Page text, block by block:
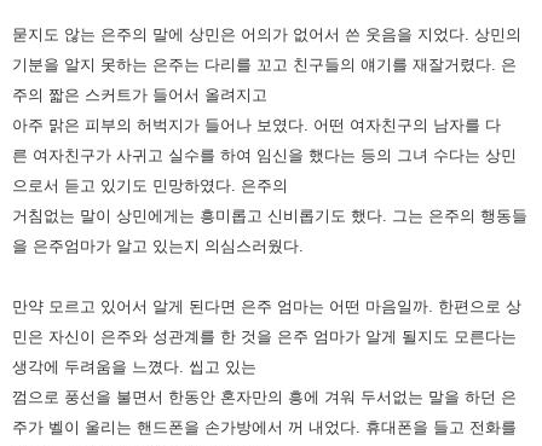
묻지도 않는 은주의 말에 상민은 어의가 없어서 쓴 웃음을 지었다. 상민의
기분을 알지 못하는 은주는 다리를 꼬고 친구들의 얘기를 재잘거렸다. 은
주의 짧은 스커트가 들어서 올려지고
아주 맑은 피부의 허벅지가 들어나 보였다. 어떤 여자친구의 남자를 다
른 여자친구가 사귀고 실수를 하여 임신을 했다는 등의 그녀 수다는 상민
으로서 듣고 있기도 민망하였다. 은주의
거침없는 말이 상민에게는 흥미롭고 신비롭기도 했다. 그는 은주의 행동들
을 은주엄마가 알고 있는지 의심스러웠다.
만약 모르고 있어서 알게 된다면 은주 엄마는 어떤 마음일까. 한편으로 상
민은 자신이 은주와 성관계를 한 것을 은주 엄마가 알게 될지도 모른다는
생각에 두려움을 느꼈다. 씹고 있는
껌으로 풍선을 불면서 한동안 혼자만의 흥에 겨워 두서없는 말을 하던 은
주가 벨이 울리는 핸드폰을 손가방에서 꺼 내었다. 휴대폰을 들고 전화를